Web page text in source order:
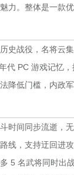
力。整体是一款
史战役，名将云
代 PC 游戏记忆
降低门槛，内政
时间同步流逝，
线，支持迂回进
5 名武将同时出